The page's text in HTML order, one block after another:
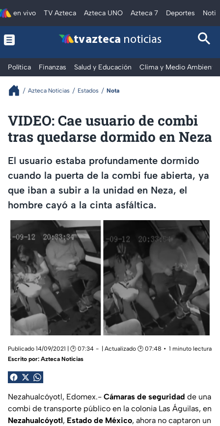
en vivo TV Azteca Azteca UNO Azteca 7 Deportes
tv azteca noticias
Política Finanzas Salud y Educación Clima y Medio Ambiente
Azteca Noticias Estados Nota
VIDEO: Cae usuario de combi
tras quedarse dormido en Neza
El usuario estaba profundamente dormido
cuando la puerta de la combi fue abierta, ya
que iban a subir a la unidad en Neza, el
hombre cayó a la cinta asfáltica.
Publicado 14/09/2021 | 🕑 07:34 | Actualizado 🕑 07:48
1 minuto lectura
Escrito por: Azteca Noticias
Nezahualcóyotl, Edomex.- Cámaras de seguridad de una
combi de transporte público en la colonia Las Águilas, en
Nezahualcóyotl, Estado de México, ahora no captaron un